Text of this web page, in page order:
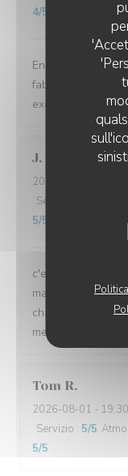
4/5
Endroit
fabuleux 👌👏 ce
excellent moment
J
2026-08-05
Servizio
5/5
c'est toujours un
magnifique, ou la
chaleureux. Nous
meilleurs amis.
Tom R
2026-08-01 -
Servizio : 5/5
5/5
LES